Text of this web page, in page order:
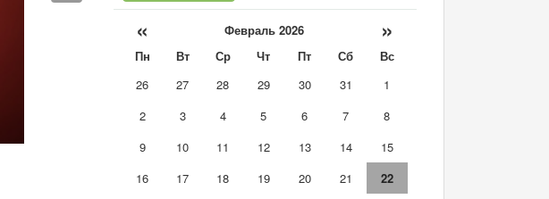
« Февраль 2026 »
Пн Вт Ср Чт Пт Сб
Вс
26
27 28 29 30 31
1
2
3 4 5 6 7
8
9
10 11 12 13 14
15
16
17 18 19 20 21
22